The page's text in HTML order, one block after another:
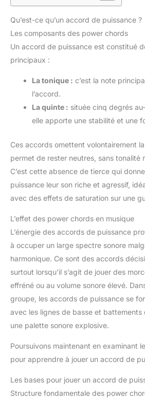
Qu’est-ce qu’un accord de puissance ?
Les composants des power chords
Un accord de puissance est constitué
principaux :
La tonique : c’est la note
l’accord.
La quinte : située cinq degrés
elle apporte une stabilité et une
Ces accords omettent volontairement
permet de rester neutres, sans tonalité
C’est cette absence de tierce qui
puissance leur son riche et agressif,
avec des effets de saturation sur une
L’effet des power chords en musique
L’énergie des accords de puissance
à occuper un large spectre sonore
harmonique. Ce sont des accords
surtout lorsqu’il s’agit de jouer des
effréné ou au volume sonore élevé.
groupe, les accords de puissance se
avec les lignes de basse et
une palette sonore explosive.
Poursuivons maintenant en examinant
pour apprendre à jouer un accord de
Les bases pour jouer un accord de
Structure fondamentale des power